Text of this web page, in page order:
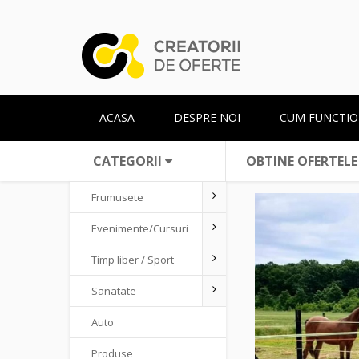
ACASA DESPRE NOI CUM
OBTINE
CATEGORII
Frumusete
Evenimente/Cursuri
Timp liber / Sport
Sanatate
Auto
Produse